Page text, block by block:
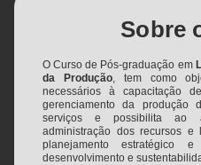
Sobre
O Curso de Pós-graduação em
da Produção, tem como
necessários à capacitação
gerenciamento da produção
serviços e possibilita ao
administração dos recursos
planejamento estratégico
desenvolvimento e